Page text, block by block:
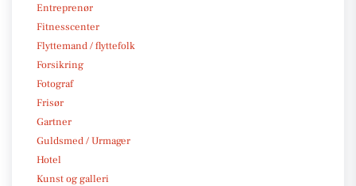
Entreprenør
Fitnesscenter
Flyttemand / flyttefolk
Forsikring
Fotograf
Frisør
Gartner
Guldsmed / Urmager
Hotel
Kunst og galleri